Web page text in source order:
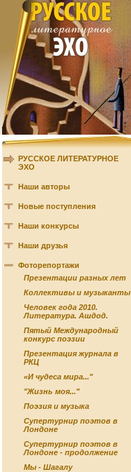
РУССКОЕ ЛИТЕРАТУРНОЕ
ЭХО
Наши авторы
Новые поступления
Наши конкурсы
Наши друзья
Фоторепортажи
Презентации разных лет
Коллективы и музыканты
Человек года 2010.
Литература. Ашдод.
Пятый Международный
конкурс поэзии
Презентация журнала в
РКЦ
«И чудеса мира..."
"Жизнь моя..."
Поэзия и музыка
Супертурнир поэтов в
Лондоне
Супертурнир поэтов в
Лондоне - продолжение
Мы - Шагалу